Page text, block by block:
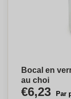
Bocal en
au choi
€6,23 Par